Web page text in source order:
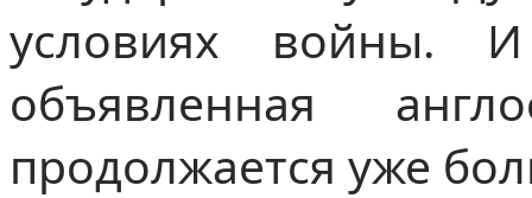
условиях войны.
объявленная
продолжается уже